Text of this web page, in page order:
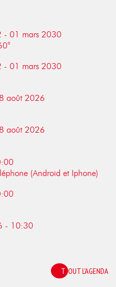
- 01 mars 2030
- 01 mars 2030
août 2026
août 2026
(Android et Iphone)
- 10:30
TOUT L'AGENDA